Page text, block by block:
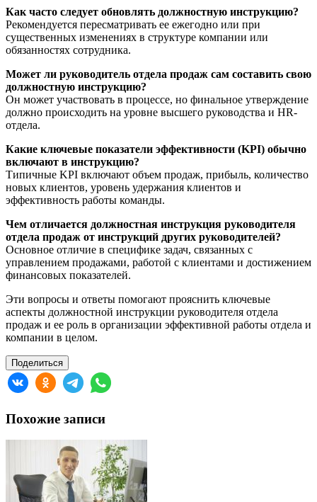
Как часто следует обновлять должностную инструкцию?
Рекомендуется пересматривать ее ежегодно или при
существенных изменениях в структуре компании или
обязанностях сотрудника.
Может ли руководитель отдела продаж сам составить свою
должностную инструкцию?
Он может участвовать в процессе, но финальное утверждение
должно происходить на уровне высшего руководства и HR-
отдела.
Какие ключевые показатели эффективности (KPI) обычно
включают в инструкцию?
Типичные KPI включают объем продаж, прибыль, количество
новых клиентов, уровень удержания клиентов и
эффективность работы команды.
Чем отличается должностная инструкция руководителя
отдела продаж от инструкций других руководителей?
Основное отличие в специфике задач, связанных с
управлением продажами, работой с клиентами и достижением
финансовых показателей.
Эти вопросы и ответы помогают прояснить ключевые
аспекты должностной инструкции руководителя отдела
продаж и ее роль в организации эффективной работы отдела и
компании в целом.
Поделиться
Похожие записи